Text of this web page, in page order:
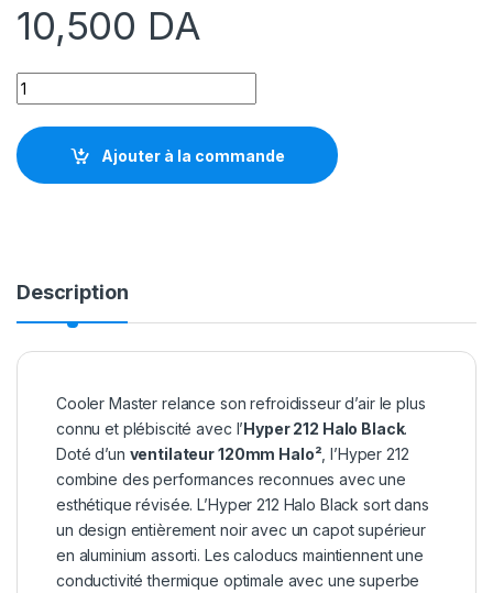
10,500 DA
Cooler Master Hyper 212 Halo Black quantity
Ajouter à la commande
Description
Cooler Master relance son refroidisseur d’air le plus
connu et plébiscité avec l’Hyper 212 Halo Black.
Doté d’un ventilateur 120mm Halo² , l’Hyper 212
combine des performances reconnues avec une
esthétique révisée. L’Hyper 212 Halo Black sort dans
un design entièrement noir avec un capot supérieur
en aluminium assorti. Les caloducs maintiennent une
conductivité thermique optimale avec une superbe